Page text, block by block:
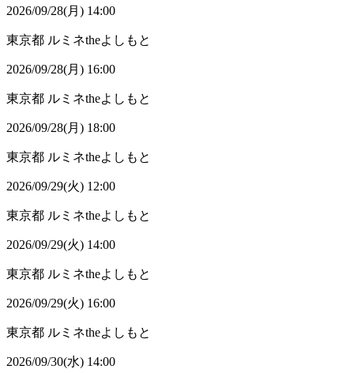
2026/09/28(月) 14:00
東京都 ルミネtheよしもと
2026/09/28(月) 16:00
東京都 ルミネtheよしもと
2026/09/28(月) 18:00
東京都 ルミネtheよしもと
2026/09/29(火) 12:00
東京都 ルミネtheよしもと
2026/09/29(火) 14:00
東京都 ルミネtheよしもと
2026/09/29(火) 16:00
東京都 ルミネtheよしもと
2026/09/30(水) 14:00